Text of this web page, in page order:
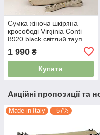
Сумка жіноча шкіряна
кросободі Virginia Conti
8920 black світлий тауп
1 990 ₴
Купити
Акційні пропозиції та
Made in Italy –57%